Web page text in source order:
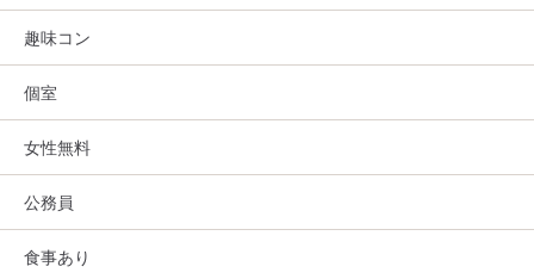
趣味コン
個室
女性無料
公務員
食事あり